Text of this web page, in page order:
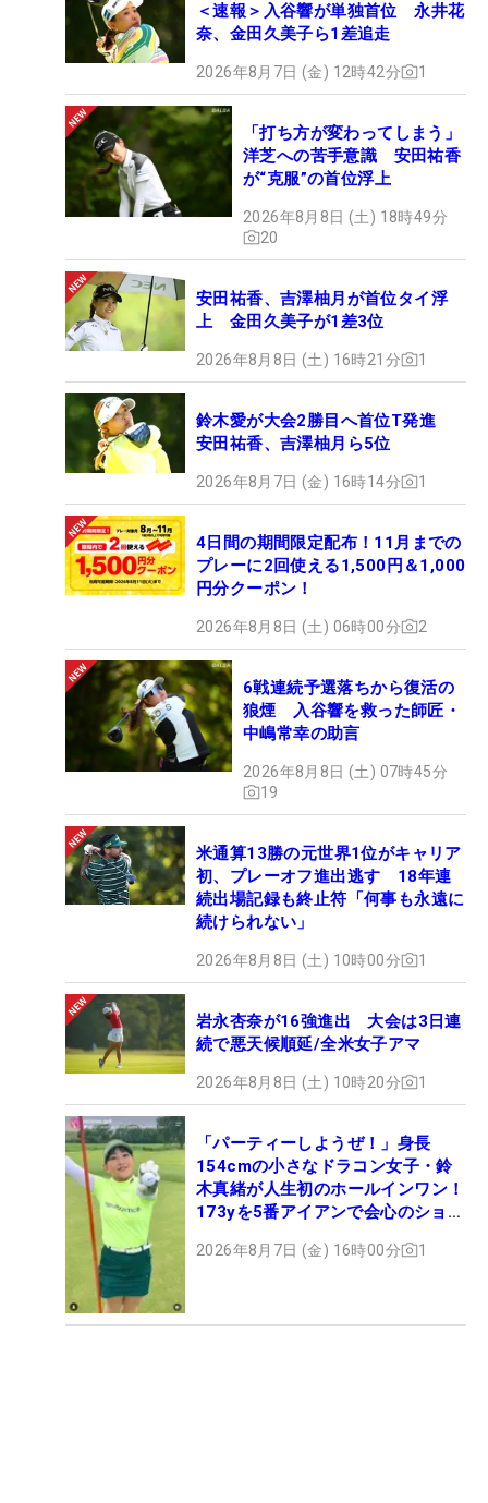
＜速報＞入谷響が単独首位 永井花
奈、金田久美子ら1差追走
2026年8月7日 (金) 12時42分 1
「打ち方が変わってしまう」
洋芝への苦手意識 安田祐香
が“克服”の首位浮上
2026年8月8日 (土) 18時49分
20
安田祐香、吉澤柚月が首位タイ浮
上 金田久美子が1差3位
2026年8月8日 (土) 16時21分 1
鈴木愛が大会2勝目へ首位T発進
安田祐香、吉澤柚月ら5位
2026年8月7日 (金) 16時14分 1
4日間の期間限定配布！11月までの
プレーに2回使える1,500円＆1,000
円分クーポン！
2026年8月8日 (土) 06時00分 2
6戦連続予選落ちから復活の
狼煙 入谷響を救った師匠・
中嶋常幸の助言
2026年8月8日 (土) 07時45分
19
米通算13勝の元世界1位がキャリア
初、プレーオフ進出逃す 18年連
続出場記録も終止符「何事も永遠に
続けられない」
2026年8月8日 (土) 10時00分 1
岩永杏奈が16強進出 大会は3日連
続で悪天候順延/全米女子アマ
2026年8月8日 (土) 10時20分 1
「パーティーしようぜ！」身長
154cmの小さなドラコン女子・鈴
木真緒が人生初のホールインワン！
173yを5番アイアンで会心のショッ
2026年8月7日 (金) 16時00分 1